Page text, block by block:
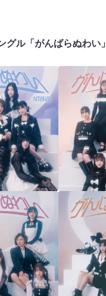
グル「がんばらぬわい」